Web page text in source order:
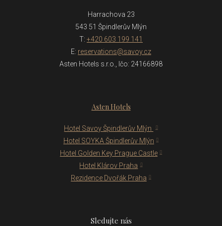
Harrachova 23
543 51 Špindlerův Mlýn
T: +420 603 199 141
E: reservations@savoy.cz
Asten Hotels s.r.o., Ičo: 24166898
Asten Hotels
Hotel Savoy Špindlerův Mlýn
Hotel SOYKA Špindlerův Mlýn
Hotel Golden Key Prague Castle
Hotel Klárov Praha
Rezidence Dvořák Praha
Sledujte nás